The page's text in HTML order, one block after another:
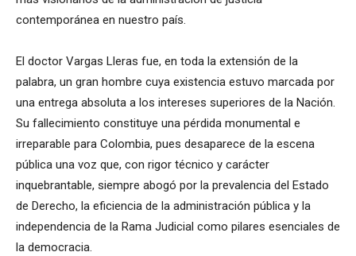
contemporánea en nuestro país.
​El doctor Vargas Lleras fue, en toda la extensión de la
palabra, un gran hombre cuya existencia estuvo marcada por
una entrega absoluta a los intereses superiores de la Nación.
Su fallecimiento constituye una pérdida monumental e
irreparable para Colombia, pues desaparece de la escena
pública una voz que, con rigor técnico y carácter
inquebrantable, siempre abogó por la prevalencia del Estado
de Derecho, la eficiencia de la administración pública y la
independencia de la Rama Judicial como pilares esenciales de
la democracia.